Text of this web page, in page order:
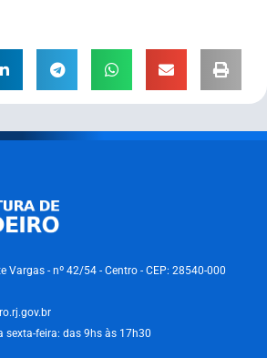
Vargas - nº 42/54 - Centro - CEP: 28540-000
sexta-feira: das 9hs às 17h30